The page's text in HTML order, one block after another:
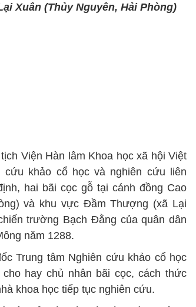
Xuân (Thủy Nguyên, Hải Phòng)
Viện Hàn lâm Khoa học xã hội Việt
khảo cổ học và nghiên cứu liên
hai bãi cọc gỗ tại cánh đồng Cao
và khu vực Đầm Thượng (xã Lại
trường Bạch Đằng của quân dân
năm 1288.
Trung tâm Nghiên cứu khảo cổ học
hay chủ nhân bãi cọc, cách thức
khoa học tiếp tục nghiên cứu.